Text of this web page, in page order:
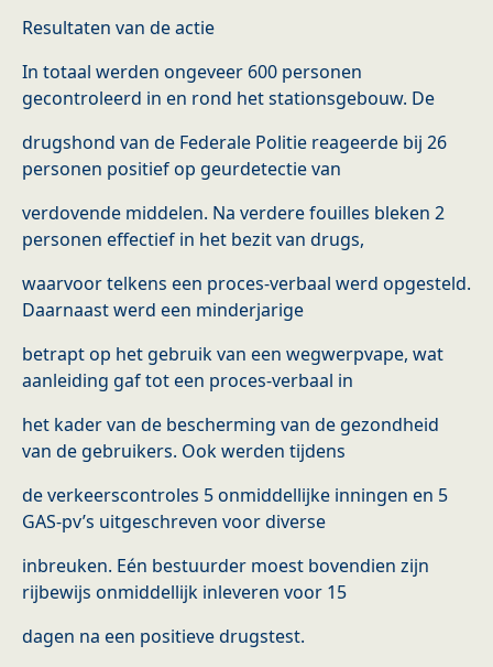
Resultaten van de actie
In totaal werden ongeveer 600 personen
gecontroleerd in en rond het stationsgebouw. De
drugshond van de Federale Politie reageerde bij 26
personen positief op geurdetectie van
verdovende middelen. Na verdere fouilles bleken 2
personen effectief in het bezit van drugs,
waarvoor telkens een proces-verbaal werd opgesteld.
Daarnaast werd een minderjarige
betrapt op het gebruik van een wegwerpvape, wat
aanleiding gaf tot een proces-verbaal in
het kader van de bescherming van de gezondheid
van de gebruikers. Ook werden tijdens
de verkeerscontroles 5 onmiddellijke inningen en 5
GAS-pv’s uitgeschreven voor diverse
inbreuken. Eén bestuurder moest bovendien zijn
rijbewijs onmiddellijk inleveren voor 15
dagen na een positieve drugstest.